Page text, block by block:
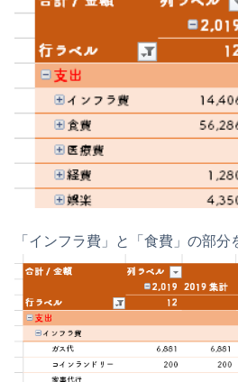
「インフラ費」と「食費」の部分